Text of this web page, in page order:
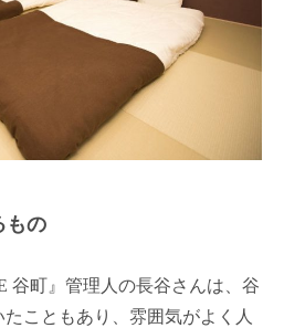
もの
谷町』管理人の長谷さんは、谷
こともあり、雰囲気がよく人